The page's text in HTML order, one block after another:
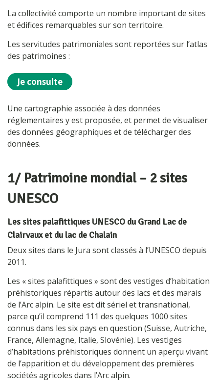
La collectivité comporte un nombre important de sites
et édifices remarquables sur son territoire.
Les servitudes patrimoniales sont reportées sur l’atlas
des patrimoines :
Je consulte
Une cartographie associée à des données
réglementaires y est proposée, et permet de visualiser
des données géographiques et de télécharger des
données.
1/ Patrimoine mondial – 2 sites
UNESCO
Les sites palafittiques UNESCO du Grand Lac de
Clairvaux et du lac de Chalain
Deux sites dans le Jura sont classés à l’UNESCO depuis
2011.
Les « sites palafittiques » sont des vestiges d’habitation
préhistoriques répartis autour des lacs et des marais
de l’Arc alpin. Le site est dit sériel et transnational,
parce qu’il comprend 111 des quelques 1000 sites
connus dans les six pays en question (Suisse, Autriche,
France, Allemagne, Italie, Slovénie). Les vestiges
d’habitations préhistoriques donnent un aperçu vivant
de l’apparition et du développement des premières
sociétés agricoles dans l’Arc alpin.